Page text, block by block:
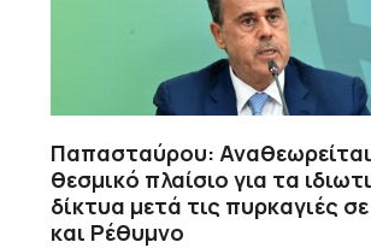
Παπασταύρου:
θεσμικό πλαίσιο για τα
δίκτυα μετά τις πυρκαγιές
και Ρέθυμνο